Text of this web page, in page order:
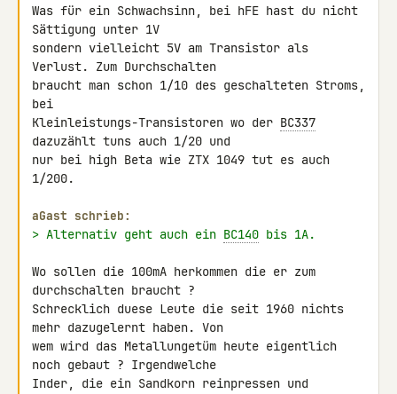
Was für ein Schwachsinn, bei hFE hast du nicht
Sättigung unter 1V
sondern vielleicht 5V am Transistor als
Verlust. Zum Durchschalten
braucht man schon 1/10 des geschalteten Stroms,
bei
Kleinleistungs-Transistoren wo der BC337
dazuzählt tuns auch 1/20 und
nur bei high Beta wie ZTX 1049 tut es auch
1/200.
aGast schrieb:
> Alternativ geht auch ein BC140 bis 1A.
Wo sollen die 100mA herkommen die er zum
durchschalten braucht ?
Schrecklich duese Leute die seit 1960 nichts
mehr dazugelernt haben. Von
wem wird das Metallungetüm heute eigentlich
noch gebaut ? Irgendwelche
Inder, die ein Sandkorn reinpressen und